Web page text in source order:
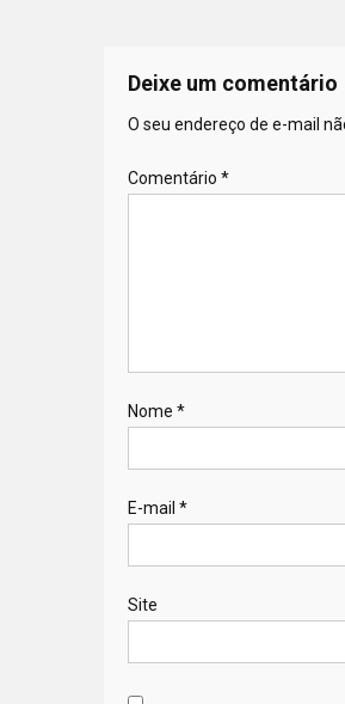
Deixe um comentário
O seu endereço de e-mail
Comentário *
Nome *
E-mail *
Site